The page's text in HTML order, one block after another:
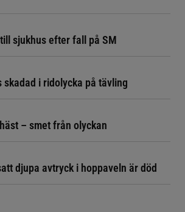
sjukhus efter fall på SM
skadad i ridolycka på tävling
– smet från olyckan
djupa avtryck i hoppaveln är död